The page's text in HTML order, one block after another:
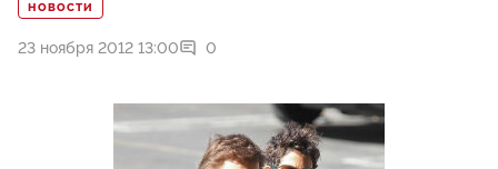
НОВОСТИ
23 ноября 2012 13:00 0